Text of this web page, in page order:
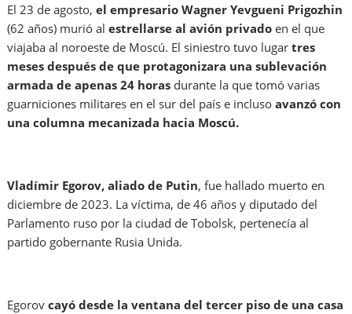
El 23 de agosto,el empresario Wagner Yevgueni Prigozhin
(62 años) murió alestrellarse al avión privado en el que
viajaba al noroeste de Moscú. El siniestro tuvo lugartres
meses después de que protagonizara una sublevación
armada de apenas 24 horas durante la que tomó varias
guarniciones militares en el sur del país e inclusoavanzó con
una columna mecanizada hacia Moscú.
Vladímir Egorov, aliado de Putin, fue hallado muerto en
diciembre de 2023. La víctima, de 46 años y diputado del
Parlamento ruso por la ciudad de Tobolsk, pertenecía al
partido gobernante Rusia Unida.
Egorovcayó desde la ventana del tercer piso de una casa